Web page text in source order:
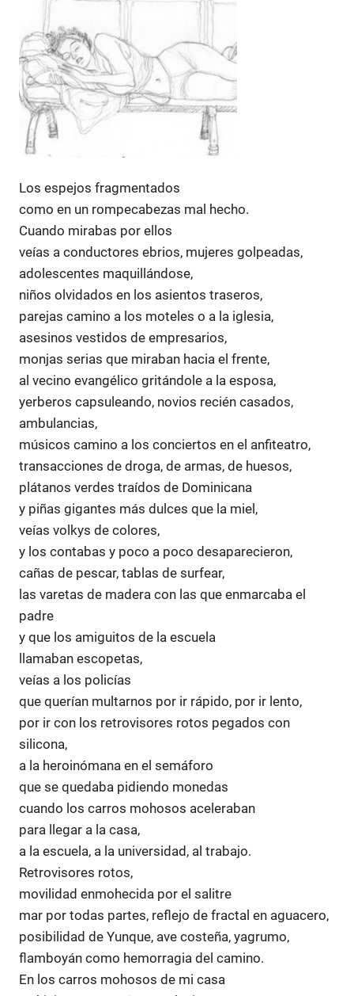
Los espejos fragmentados
como en un rompecabezas mal hecho.
Cuando mirabas por ellos
veías a conductores ebrios, mujeres golpeadas,
adolescentes maquillándose,
niños olvidados en los asientos traseros,
parejas camino a los moteles o a la iglesia,
asesinos vestidos de empresarios,
monjas serias que miraban hacia el frente,
al vecino evangélico gritándole a la esposa,
yerberos capsuleando, novios recién casados,
ambulancias,
músicos camino a los conciertos en el anfiteatro,
transacciones de droga, de armas, de huesos,
plátanos verdes traídos de Dominicana
y piñas gigantes más dulces que la miel,
veías volkys de colores,
y los contabas y poco a poco desaparecieron,
cañas de pescar, tablas de surfear,
las varetas de madera con las que enmarcaba el
padre
y que los amiguitos de la escuela
llamaban escopetas,
veías a los policías
que querían multarnos por ir rápido, por ir lento,
por ir con los retrovisores rotos pegados con
silicona,
a la heroinómana en el semáforo
que se quedaba pidiendo monedas
cuando los carros mohosos aceleraban
para llegar a la casa,
a la escuela, a la universidad, al trabajo.
Retrovisores rotos,
movilidad enmohecida por el salitre
mar por todas partes, reflejo de fractal en aguacero,
posibilidad de Yunque, ave costeña, yagrumo,
flamboyán como hemorragia del camino.
En los carros mohosos de mi casa